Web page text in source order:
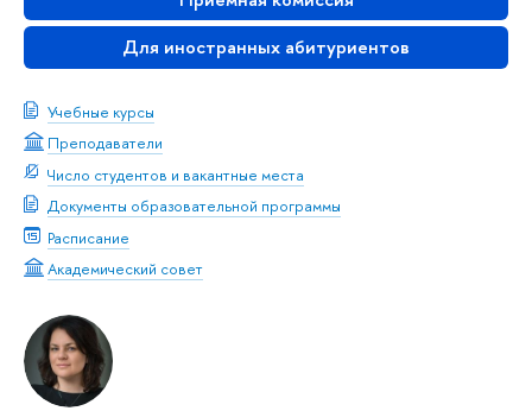
Для иностранных абитуриентов
Учебные курсы
Преподаватели
Число студентов и вакантные места
Документы образовательной программы
Расписание
Академический совет